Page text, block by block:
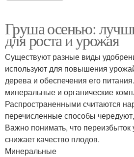
Груша осенью:
для роста и урожая
Существуют разные виды
используют для повышения
дерева и обеспечения его
минеральные и органические
Распространенными считаются
перечисленные способы
Важно понимать, что переизбыток
снижает качество плодов.
Минеральные